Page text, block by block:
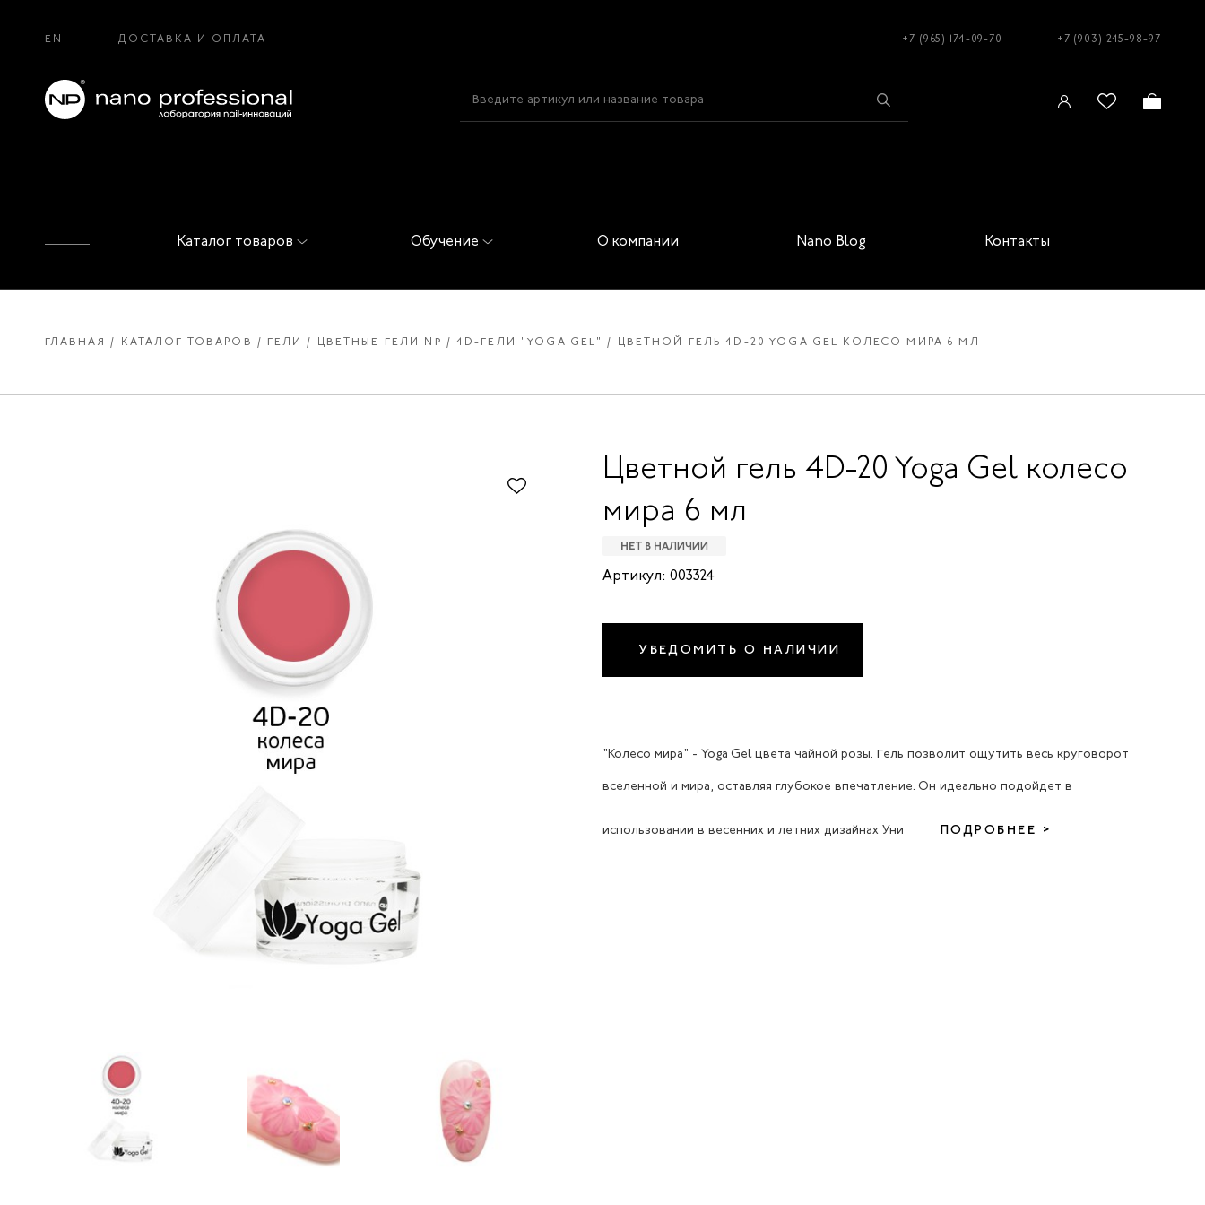
EN ДОСТАВКА И ОПЛАТА +7 (965) 174-09-70 +7 (903) 245-98-97
Каталог товаров Обучение О компании Nano Blog Контакты
ГЛАВНАЯ КАТАЛОГ ТОВАРОВ ГЕЛИ ЦВЕТНЫЕ ГЕЛИ NP 4D-ГЕЛИ "YOGA GEL" ЦВЕТНОЙ ГЕЛЬ 4D-20 YOGA GEL КОЛЕСО МИРА 6 МЛ
Цветной гель 4D-20 Yoga Gel колесо
мира 6 мл
НЕТ В НАЛИЧИИ
Артикул: 003324
УВЕДОМИТЬ О НАЛИЧИИ
"Колесо мира" - Yoga Gel цвета чайной розы. Гель позволит ощутить весь круговорот
вселенной и мира, оставляя глубокое впечатление. Он идеально подойдет в
использовании в весенних и летних дизайнах Уни ПОДРОБНЕЕ >